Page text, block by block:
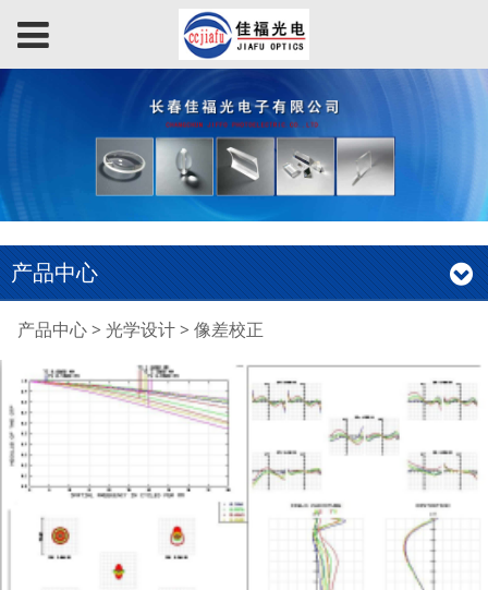
产品中心
像差校正
产品中心> 光学设计> 像差校正